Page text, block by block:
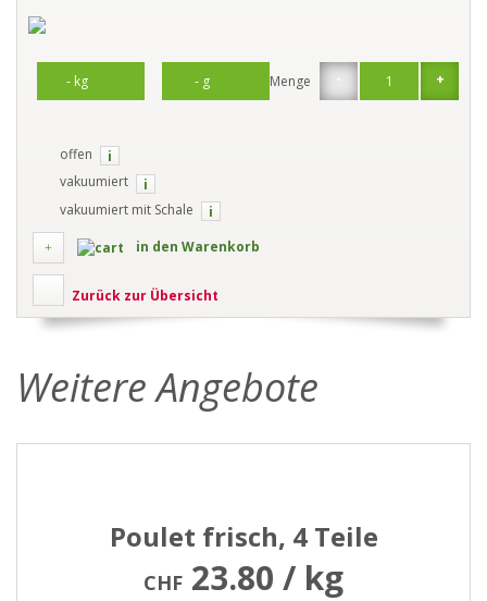
- +
Menge
offen
i
vakuumiert
i
vakuumiert mit Schale
i
in den Warenkorb
Zurück zur Übersicht
Weitere Angebote
Poulet frisch, 4 Teile
CHF 23.80 / kg